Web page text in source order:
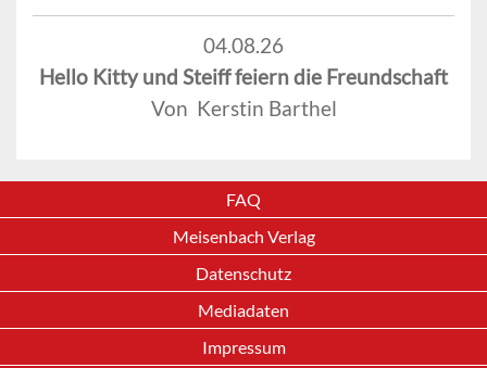
04.08.26
Hello Kitty und Steiff feiern die Freundschaft
Von Kerstin Barthel
FAQ
Meisenbach Verlag
Datenschutz
Mediadaten
Impressum